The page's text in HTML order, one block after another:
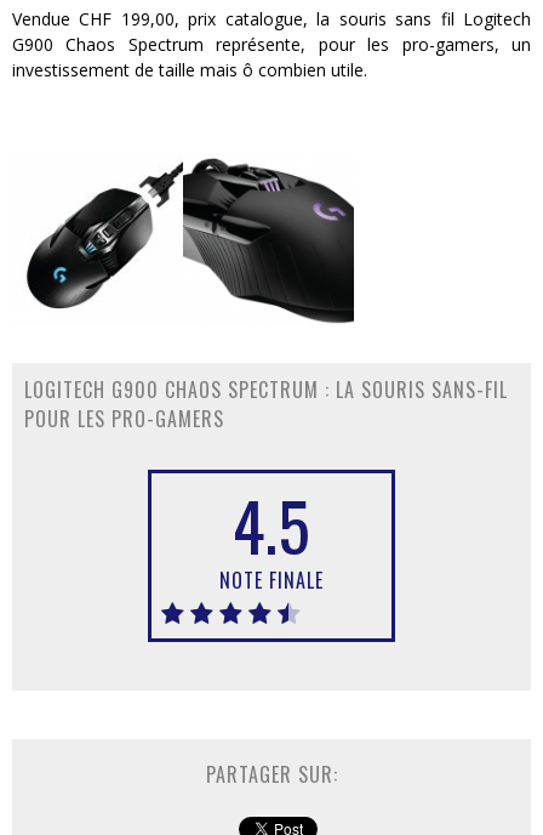
Vendue CHF 199,00, prix catalogue, la souris sans fil Logitech
G900 Chaos Spectrum représente, pour les pro-gamers, un
investissement de taille mais ô combien utile.
LOGITECH G900 CHAOS SPECTRUM : LA SOURIS SANS-FIL
POUR LES PRO-GAMERS
4.5
NOTE FINALE
PARTAGER SUR: